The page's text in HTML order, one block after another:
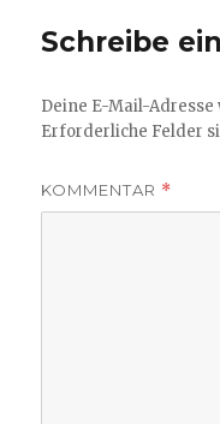
Schreibe
Deine E-Mail-
Erforderliche Felder
KOMMENTAR *